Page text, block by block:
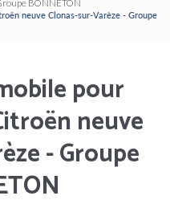
BONNETON
neuve Clonas-sur-Varèze - Groupe
pour
neuve
- Groupe